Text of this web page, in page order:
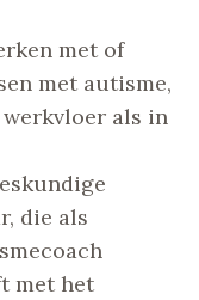
met of
met autisme,
als in
die als
met het